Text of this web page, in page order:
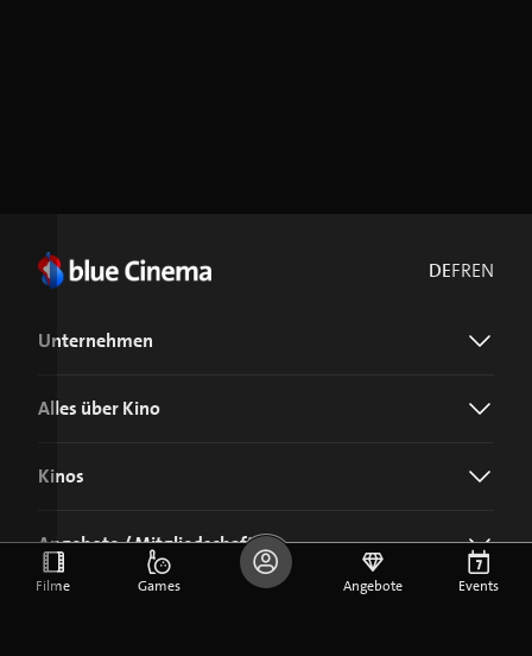
DEFREN
Unternehmen
Alles über Kino
Kinos
Angebote / Mitgliedschaft
Filme Games Angebote Events